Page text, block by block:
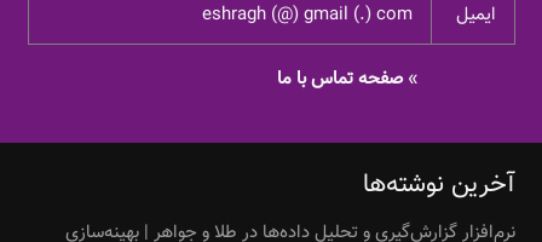
ایمیل eshragh (@) gmail (.) com
»صفحه تماس با ما
آخرین نوشته‌ها
نرم‌افزار گزارش‌گیری و تحلیل داده‌ها در طلا و جواهر | بهینه‌سازی